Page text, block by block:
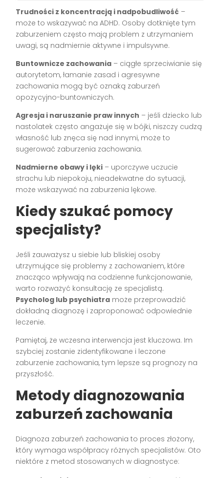
Trudności z koncentracją i nadpobudliwość –
może to wskazywać na ADHD. Osoby dotknięte tym
zaburzeniem często mają problem z utrzymaniem
uwagi, są nadmiernie aktywne i impulsywne.
Buntownicze zachowania – ciągłe sprzeciwianie się
autorytetom, łamanie zasad i agresywne
zachowania mogą być oznaką zaburzeń
opozycyjno-buntowniczych.
Agresja i naruszanie praw innych – jeśli dziecko lub
nastolatek często angażuje się w bójki, niszczy cudzą
własność lub znęca się nad innymi, może to
sugerować zaburzenia zachowania.
Nadmierne obawy i lęki – uporczywe uczucie
strachu lub niepokoju, nieadekwatne do sytuacji,
może wskazywać na zaburzenia lękowe.
Kiedy szukać pomocy
specjalisty?
Jeśli zauważysz u siebie lub bliskiej osoby
utrzymujące się problemy z zachowaniem, które
znacząco wpływają na codzienne funkcjonowanie,
warto rozważyć konsultację ze specjalistą.
Psycholog lub psychiatra może przeprowadzić
dokładną diagnozę i zaproponować odpowiednie
leczenie.
Pamiętaj, że wczesna interwencja jest kluczowa. Im
szybciej zostanie zidentyfikowane i leczone
zaburzenie zachowania, tym lepsze są prognozy na
przyszłość.
Metody diagnozowania
zaburzeń zachowania
Diagnoza zaburzeń zachowania to proces złożony,
który wymaga współpracy różnych specjalistów. Oto
niektóre z metod stosowanych w diagnostyce: